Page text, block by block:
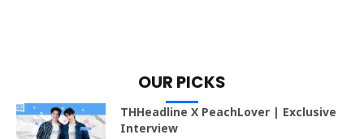
OUR PICKS
THHeadline X PeachLover | Exclusive
Interview